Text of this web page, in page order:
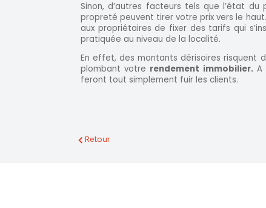
Sinon, d’autres facteurs tels que l’état
propreté peuvent tirer votre prix vers le
aux propriétaires de fixer des tarifs qui
pratiquée au niveau de la localité.
En effet, des montants dérisoires risquent
plombant votre rendement immobilier. A
feront tout simplement fuir les clients.
Retour